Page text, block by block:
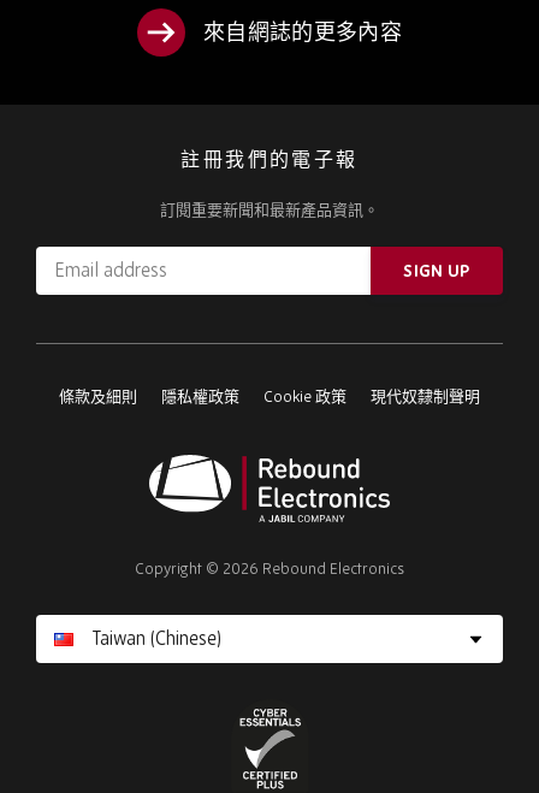
來自網誌的更多內容
註冊我們的電子報
訂閱重要新聞和最新產品資訊。
Email
address
ignore
field
SIGN UP
條款及細則 隱私權政策 Cookie 政策 現代奴隸制聲明
Electronics
Copyright © 2026 Rebound Electronics